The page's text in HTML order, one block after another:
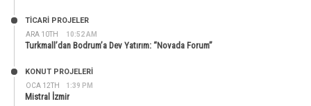
ARA 10TH 10:52 AM
TİCARİ PROJELER
Turkmall’dan Bodrum’a Dev Yatırım: “Novada Forum”
OCA 12TH 1:39 PM
KONUT PROJELERI
Mistral İzmir